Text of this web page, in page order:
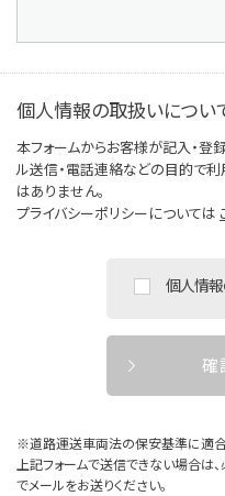
個人情報の取扱いについ
本フォームからお客様が記入・登
ル送信・電話連絡などの目的で利
はありません。
プライバシーポリシーについては
個人情報
確
※道路運送車両法の保安基準に適合
上記フォームで送信できない場合は
でメールをお送りください。